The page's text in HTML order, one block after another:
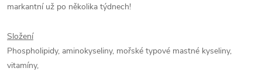
markantní už po několika týdnech!
Složení
Phospholipidy, aminokyseliny, mořské typové mastné kyseliny,
vitamíny,